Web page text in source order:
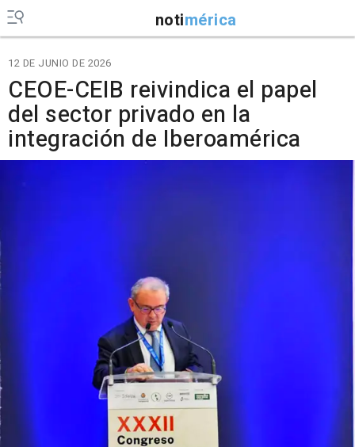
notimérica
12 DE JUNIO DE 2026
CEOE-CEIB reivindica el papel
del sector privado en la
integración de Iberoamérica